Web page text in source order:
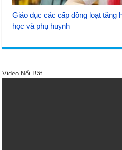
Giáo dục các cấp đồng loạt tăng
học và phụ huynh
Video Nổi Bật